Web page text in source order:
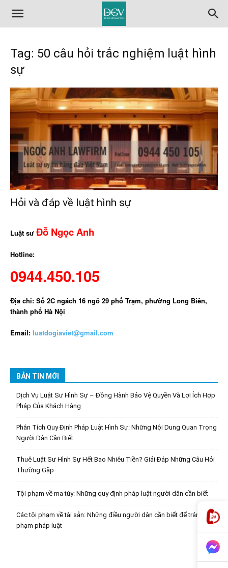
Tag: 50 câu hỏi trắc nghiệm luật hình
sự
Hỏi và đáp về luật hình sự
Luật sưĐỗ Ngọc Anh
Hotline:
0944.450.105
Địa chỉ: Số 2C ngách 16 ngõ 29 phố Trạm, phường Long Biên,
thành phố Hà Nội
Email: luatdogiaviet@gmail.com
BẢN TIN MỚI
Dịch Vụ Luật Sư Hình Sự – Đồng Hành Bảo Vệ Quyền Và Lợi Ích Hợp
Pháp Của Khách Hàng
Phân Tích Quy Định Pháp Luật Hình Sự: Những Nội Dung Quan Trọng
Người Dân Cần Biết
Thuê Luật Sư Hình Sự Hết Bao Nhiêu Tiền? Giải Đáp Những Câu Hỏi
Thường Gặp
Tội phạm về ma túy: Những quy định pháp luật người dân cần biết
Các tội phạm về tài sản: Những điều người dân cần biết để tránh vi
phạm pháp luật